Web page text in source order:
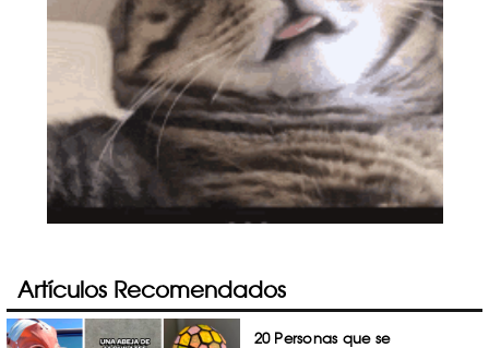
Artículos Recomendados
20 Personas que se